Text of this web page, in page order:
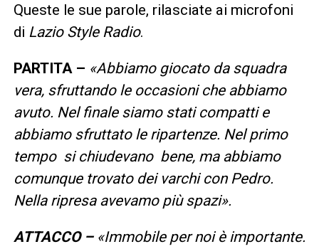
Queste le sue parole, rilasciate ai microfoni
di Lazio Style Radio.
PARTITA – «Abbiamo giocato da squadra
vera, sfruttando le occasioni che abbiamo
avuto. Nel finale siamo stati compatti e
abbiamo sfruttato le ripartenze. Nel primo
tempo si chiudevano bene, ma abbiamo
comunque trovato dei varchi con Pedro.
Nella ripresa avevamo più spazi».
ATTACCO –«Immobile per noi è importante.